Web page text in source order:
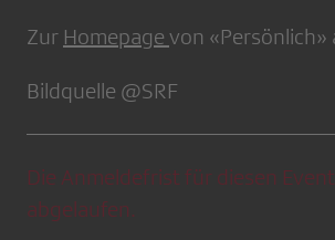
Zur Homepage von «Persönlich»
Bildquelle @SRF
Die Anmeldefrist für diesen
abgelaufen.